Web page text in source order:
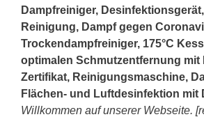
Dampfreiniger,
Reinigung, Dampf gegen
Trockendampfreiniger, 175°C
optimalen Schmutzentfernung mit
Zertifikat, Reinigungsmaschine,
Flächen- und Luftdesinfektion mit
Willkommen auf unserer Webseite.